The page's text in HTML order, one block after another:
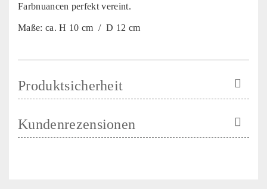
Farbnuancen perfekt vereint.
Maße: ca. H 10 cm / D 12 cm
Produktsicherheit
Kundenrezensionen